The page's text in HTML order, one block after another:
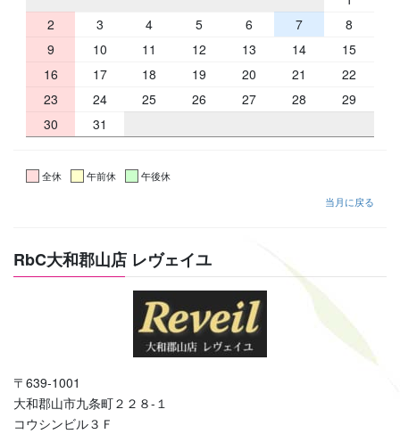
2
3 4 5 6 7
8
9
10 11 12 13 14
15
16
17 18 19 20 21
22
23
24 25 26 27 28
29
30
31
全休 午前休
午後休
当月に戻る
RbC大和郡山店 レヴェイユ
〒639-1001
大和郡山市九条町２２８-１
コウシンビル３Ｆ